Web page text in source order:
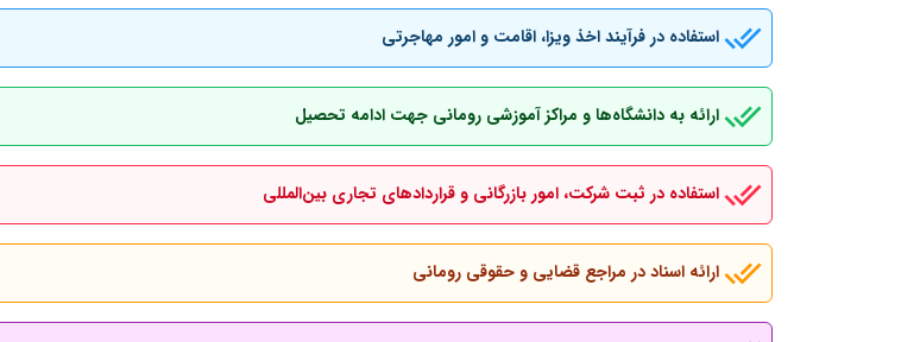
استفاده در فرآیند اخذ ویزا، اقامت و امور مهاجرتی
ارائه به دانشگاه‌ها و مراکز آموزشی رومانی جهت ادامه تحصیل
استفاده در ثبت شرکت، امور بازرگانی و قراردادهای تجاری بین‌المللی
ارائه اسناد در مراجع قضایی و حقوقی رومانی